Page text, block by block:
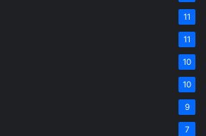
11
11
10
10
9
7